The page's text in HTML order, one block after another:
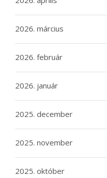
2026. március
2026. február
2026. január
2025. december
2025. november
2025. október